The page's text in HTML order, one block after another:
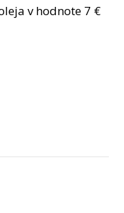
v hodnote 7 €